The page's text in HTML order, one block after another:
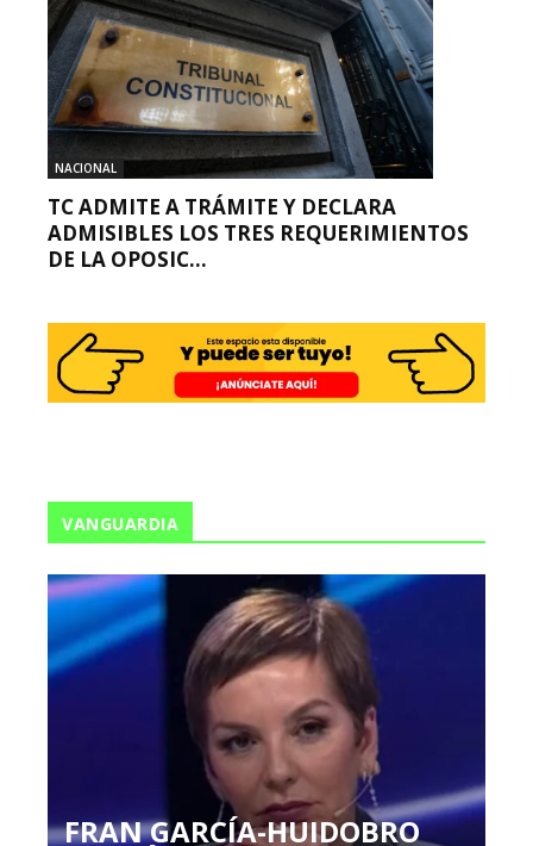
NACIONAL
TC ADMITE A TRÁMITE Y DECLARA
ADMISIBLES LOS TRES REQUERIMIENTOS
DE LA OPOSIC...
VANGUARDIA
FRAN GARCÍA-HUIDOBRO